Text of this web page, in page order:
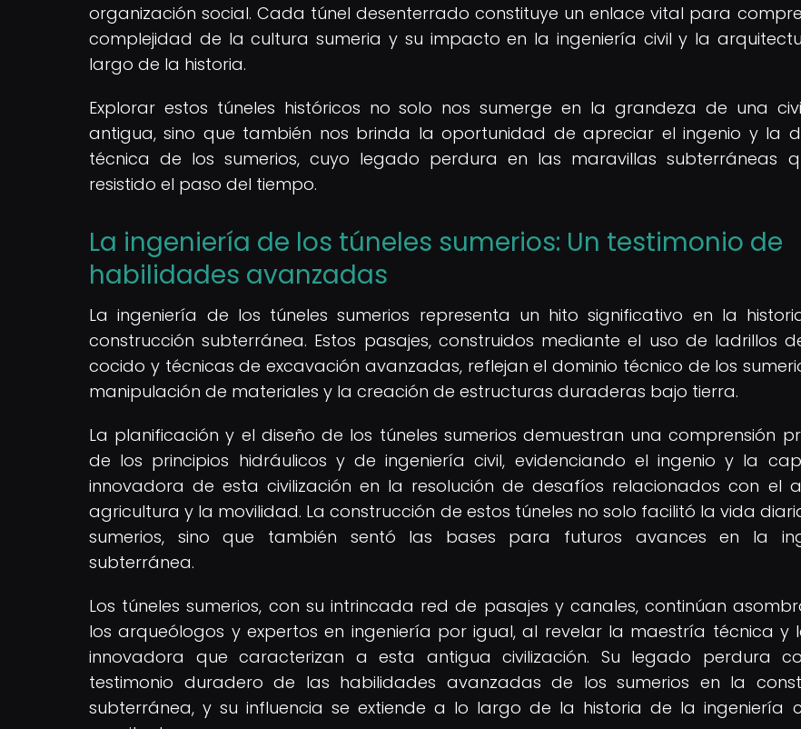
organización social. Cada túnel desenterrado constituye un enlace vital para
complejidad de la cultura sumeria y su impacto en la ingeniería civil y la
largo de la historia.
Explorar estos túneles históricos no solo nos sumerge en la grandeza de una
antigua, sino que también nos brinda la oportunidad de apreciar el ingenio y la
técnica de los sumerios, cuyo legado perdura en las maravillas subterráneas
resistido el paso del tiempo.
La ingeniería de los túneles sumerios: Un testimonio de
habilidades avanzadas
La ingeniería de los túneles sumerios representa un hito significativo en la
construcción subterránea. Estos pasajes, construidos mediante el uso de ladrillos
cocido y técnicas de excavación avanzadas, reflejan el dominio técnico de los
manipulación de materiales y la creación de estructuras duraderas bajo tierra.
La planificación y el diseño de los túneles sumerios demuestran una comprensión
de los principios hidráulicos y de ingeniería civil, evidenciando el ingenio y la
innovadora de esta civilización en la resolución de desafíos relacionados con el
agricultura y la movilidad. La construcción de estos túneles no solo facilitó la vida
sumerios, sino que también sentó las bases para futuros avances en la
subterránea.
Los túneles sumerios, con su intrincada red de pasajes y canales, continúan
los arqueólogos y expertos en ingeniería por igual, al revelar la maestría técnica y
innovadora que caracterizan a esta antigua civilización. Su legado perdura
testimonio duradero de las habilidades avanzadas de los sumerios en la
subterránea, y su influencia se extiende a lo largo de la historia de la ingeniería